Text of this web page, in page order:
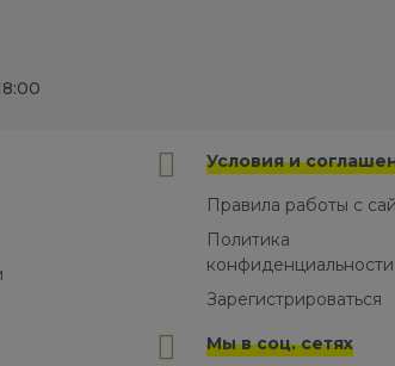
Условия и
Правила работы с
Политика
конфиденциальности
Зарегистрироваться
Мы в соц. сетях